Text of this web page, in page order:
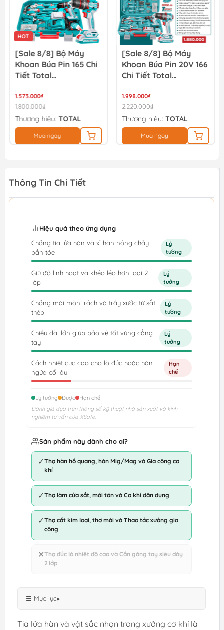
HOT
[Sale 8/8] Bộ Máy
Khoan Búa Pin 165 Chi
Tiết Total
1.573.000₫
1.800.000₫
Thương hiệu: TOTAL
Mua ngay
[Sale 8/8] Bộ Máy
Khoan Búa Pin 20V 166
Chi Tiết Total
THKTHP41667
1.998.000₫
2.220.000₫
Thương hiệu: TOTAL
Mua ngay
Thông Tin Chi Tiết
Hiệu quả theo ứng dụng
Chống tia lửa hàn và xỉ hàn nóng chảy
bắn tóe
Lý
tưởng
Giữ độ linh hoạt và khéo léo hơn loại 2
lớp
Lý
tưởng
Chống mài mòn, rách và trầy xước từ sắt
thép
Lý
tưởng
Chiều dài lớn giúp bảo vệ tốt vùng cẳng
tay
Lý
tưởng
Cách nhiệt cực cao cho lò đúc hoặc hàn
ngửa cổ lâu
Hạn
chế
Lý tưởng Được
Hạn chế
Đánh giá dựa trên thông số kỹ thuật nhà sản xuất và kinh
nghiệm tư vấn của XSafe.
Sản phẩm này dành cho ai?
✓Thợ hàn hồ quang, hàn Mig/Mag và Gia công cơ
khí
✓Thợ làm cửa sắt, mái tôn và Cơ khí dân dụng
✓Thợ cắt kim loại, thợ mài và Thao tác xưởng gia
công
✕Thợ đúc lò nhiệt độ cao và Cần găng tay siêu dày
2 lớp
☰ Mục lục▸
Tia lửa hàn và vật sắc nhọn trong xưởng cơ khí là